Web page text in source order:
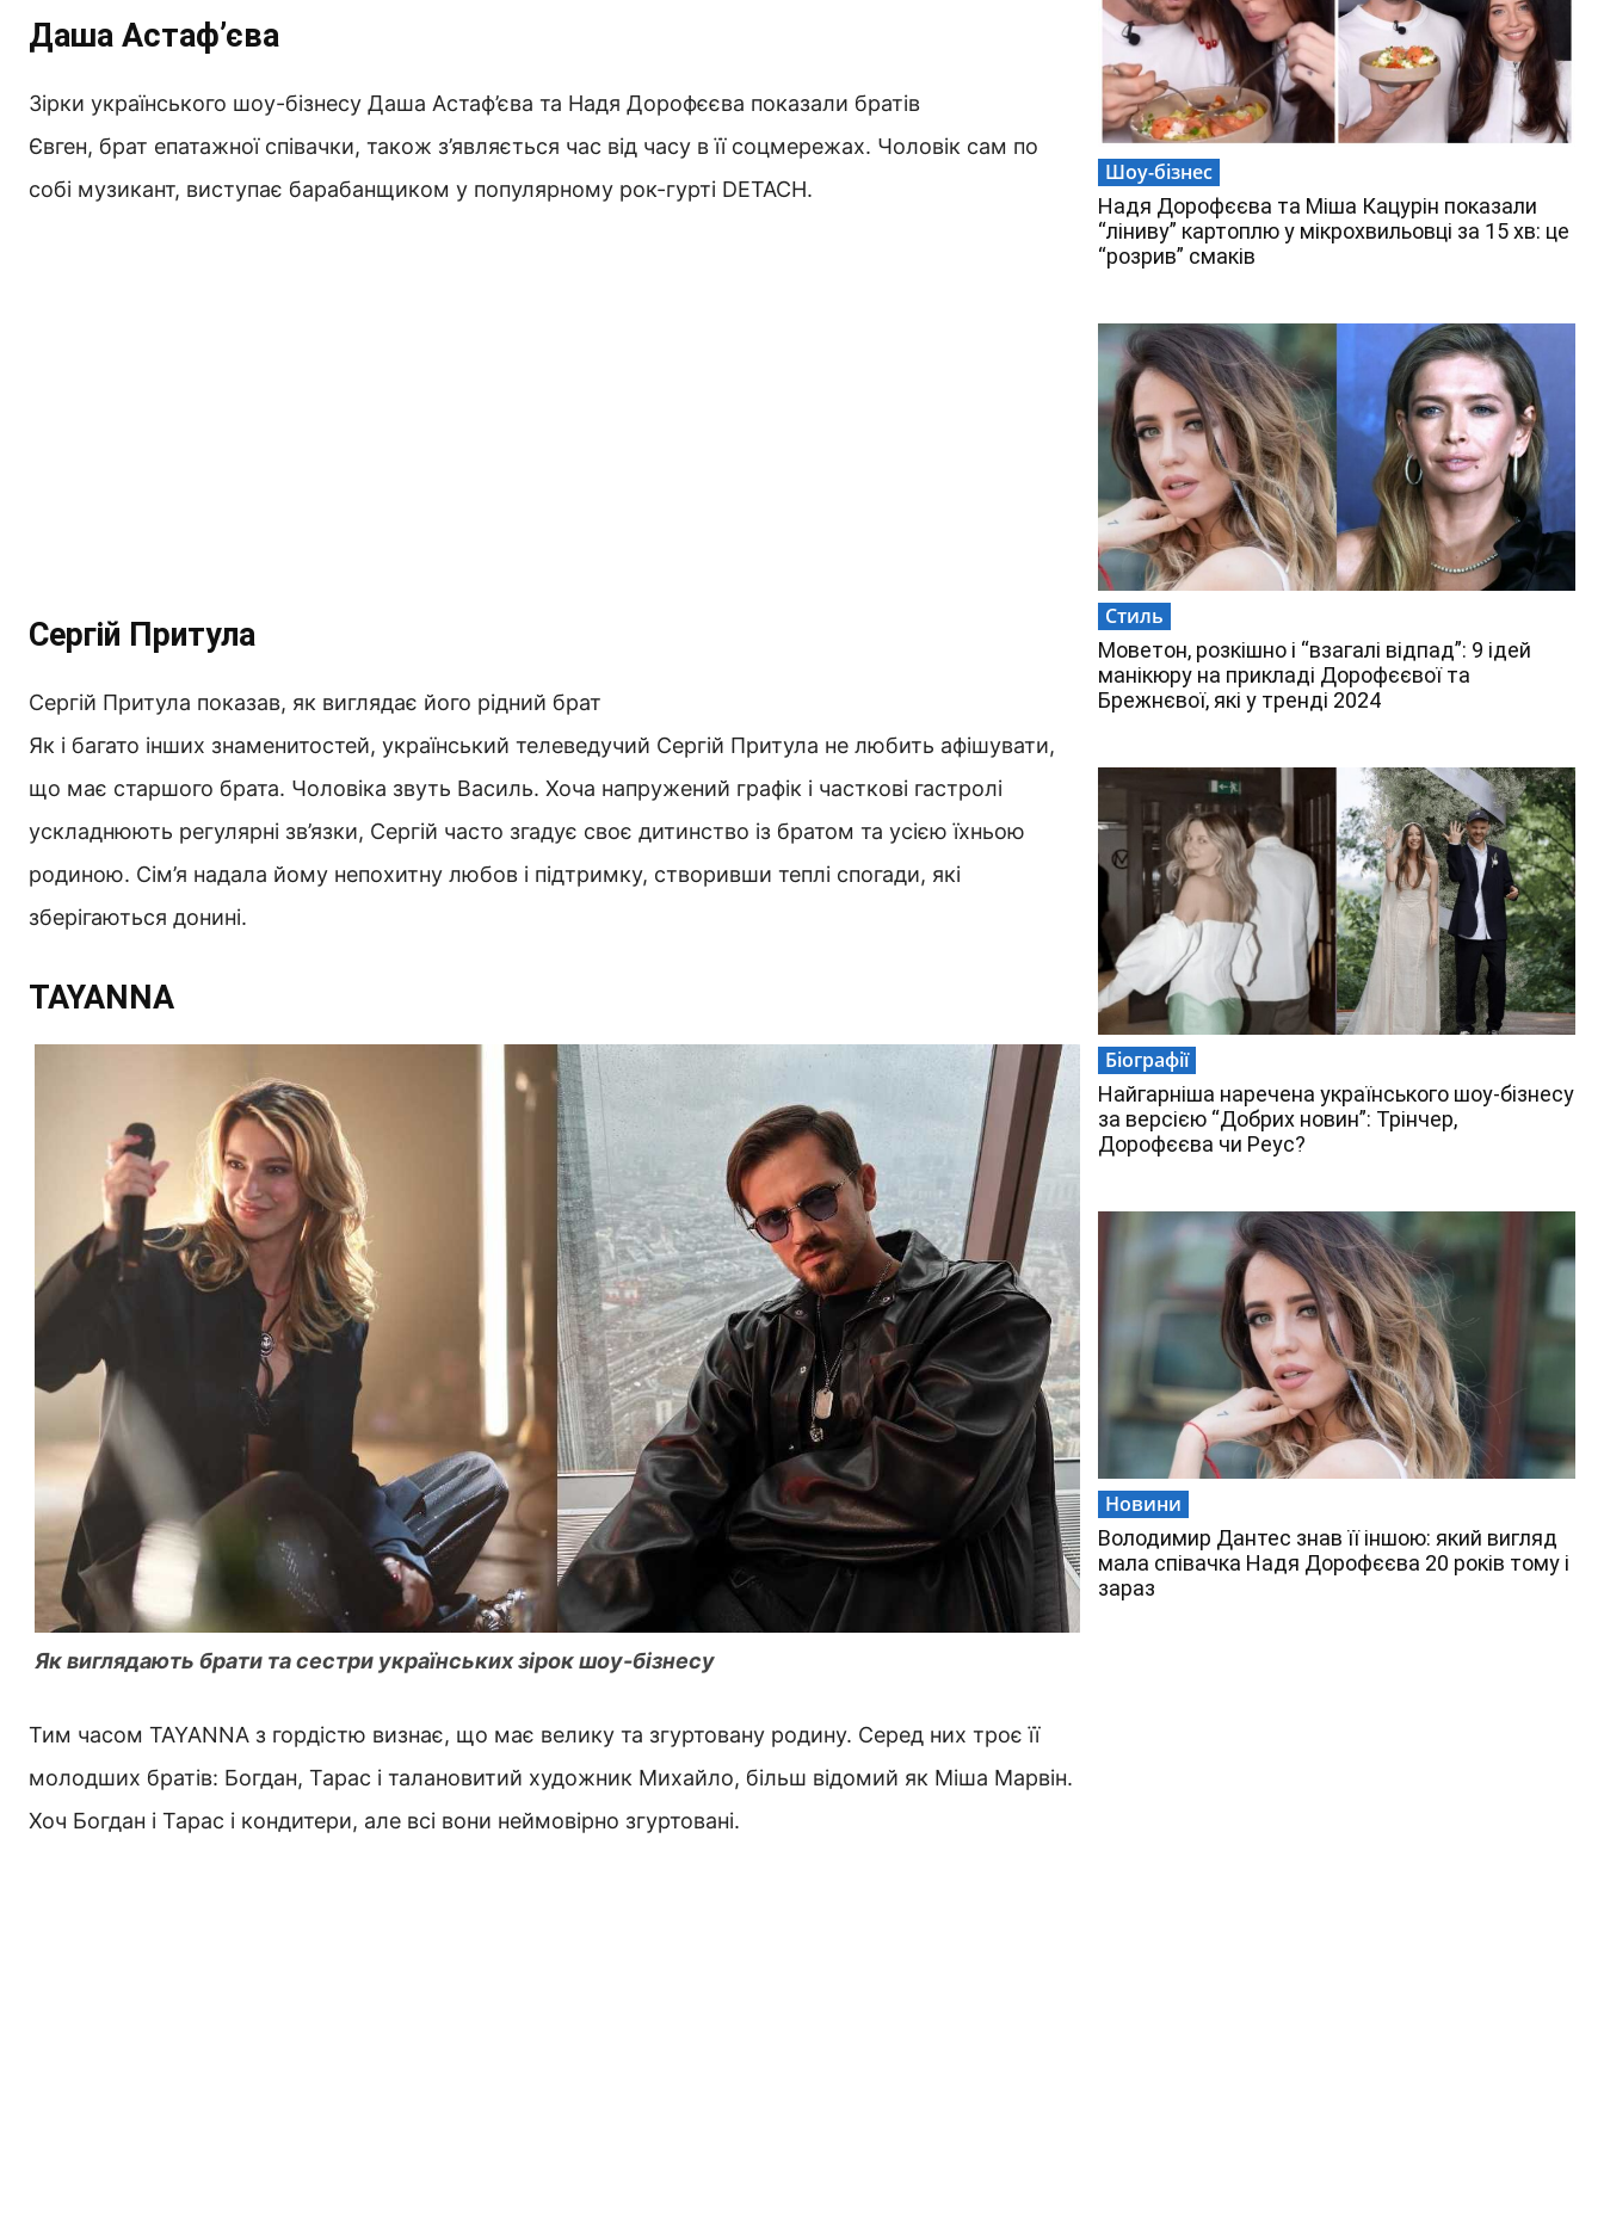
Даша Астаф’єва
Зірки українського шоу-бізнесу Даша Астаф’єва та Надя Дорофєєва показали братів
Євген, брат епатажної співачки, також з’являється час від часу в її соцмережах. Чоловік сам по
собі музикант, виступає барабанщиком у популярному рок-гурті DETACH.
Сергій Притула
Сергій Притула показав, як виглядає його рідний брат
Як і багато інших знаменитостей, український телеведучий Сергій Притула не любить афішувати,
що має старшого брата. Чоловіка звуть Василь. Хоча напружений графік і часткові гастролі
ускладнюють регулярні зв’язки, Сергій часто згадує своє дитинство із братом та усією їхньою
родиною. Сім’я надала йому непохитну любов і підтримку, створивши теплі спогади, які
зберігаються донині.
TAYANNA
Як виглядають брати та сестри українських зірок шоу-бізнесу
Тим часом TAYANNA з гордістю визнає, що має велику та згуртовану родину. Серед них троє її
молодших братів: Богдан, Тарас і талановитий художник Михайло, більш відомий як Міша Марвін.
Хоч Богдан і Тарас і кондитери, але всі вони неймовірно згуртовані.
Шоу-бізнес
Надя Дорофєєва та Міша Кацурін показали
“ліниву” картоплю у мікрохвильовці за 15 хв: це
“розрив” смаків
Стиль
Моветон, розкішно і “взагалі відпад”: 9 ідей
манікюру на прикладі Дорофєєвої та
Брежнєвої, які у тренді 2024
Біографії
Найгарніша наречена українського шоу-бізнесу
за версією “Добрих новин”: Трінчер,
Дорофєєва чи Реус?
Новини
Володимир Дантес знав її іншою: який вигляд
мала співачка Надя Дорофєєва 20 років тому і
зараз